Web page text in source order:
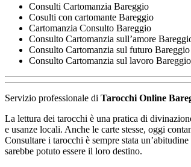
Consulti Cartomanzia Bareggio
Cosulti con cartomante Bareggio
Cartomanzia Consulto Bareggio
Consulto Cartomanzia sull’amore
Consulto Cartomanzia sul futuro Bareggio
Consulto Cartomanzia sul lavoro Bareggio
Servizio professionale di Tarocchi Online
La lettura dei tarocchi è una pratica di
e usanze locali. Anche le carte stesse, oggi
Consultare i tarocchi è sempre stata
sarebbe potuto essere il loro destino.